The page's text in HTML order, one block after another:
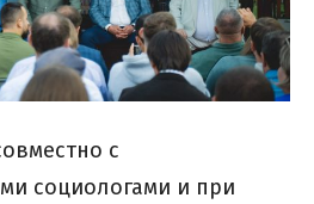
с
социологами и при